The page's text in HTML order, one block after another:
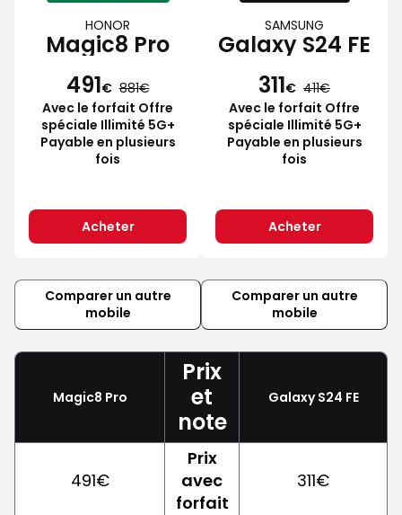
HONOR
Magic8 Pro
491€ 881
Avec le forfait Offre
spéciale Illimité 5G+
Payable en plusieurs
fois
Acheter
SAMSUNG
Galaxy S24 FE
311€ 411
Avec le forfait Offre
spéciale Illimité 5G+
Payable en plusieurs
fois
Acheter
Comparer un autre
mobile
Comparer un autre
mobile
Magic8 Pro
Prix
et
note
Galaxy S24 FE
491€
Prix
avec
forfait
311€